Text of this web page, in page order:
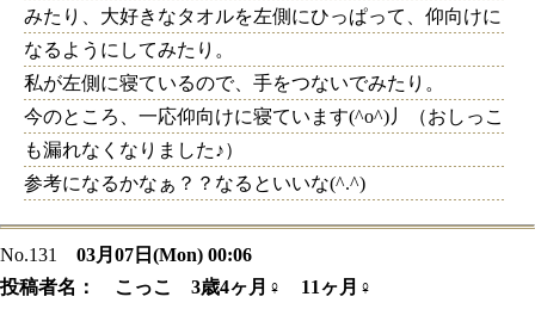
みたり、大好きなタオルを左側にひっぱって、仰向けに
なるようにしてみたり。
私が左側に寝ているので、手をつないでみたり。
今のところ、一応仰向けに寝ています(^o^)丿（おしっこ
も漏れなくなりました♪）
参考になるかなぁ？？なるといいな(^.^)
No.131
03月07日(Mon) 00:06
投稿者名：
こっこ 3歳4ヶ月♀ 11ヶ月♀